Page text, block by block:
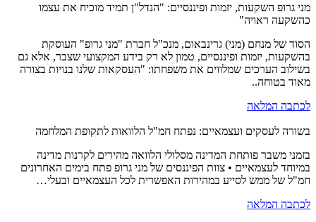
מני גרופ השקעות, יזמות ופיננסיים: "הנדל"ן תמיד מוכיח את עצמו
כהשקעה ראויה"
הסוד של מנחם (מני) גרינבאום, מנכ"ל חברת "מני גרופ" העוסקת
בהשקעות, יזמות ופיננסיים, טמון לא רק בידע המקצועי שצבר, אלא גם
בשילוב הערכים שמלווים את משפחתו: "העסקאות שלנו בנויות בצורה
מאוד בטוחה..
לכתבה המלאה
בשורה לעסקים ועצמאיים: נפתח חמ"ל הלוואות לתקופת המלחמה
בזמני משבר פותחת המדינה מסלולי הלוואה מהירים לקרנות מדינה
במיוחד לעצמאיים • צוות הפיננסים של מני גרופ פתח בימים האחרונים
חמ"ל של ממש לסייע במהירות האפשרית לכל העצמאיים ובעלי…
לכתבה המלאה